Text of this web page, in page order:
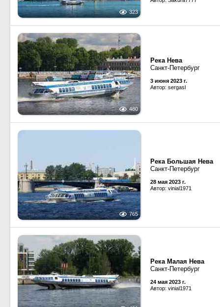
323
480
Река Нева
Санкт-Петербург
3 июня 2023 г.
Автор: sergasl
765
Река Большая Нева
Санкт-Петербург
28 мая 2023 г.
Автор: vinial1971
Река Малая Нева
Санкт-Петербург
24 мая 2023 г.
Автор: vinial1971